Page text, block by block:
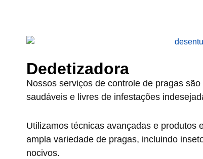
Dedetizadora
Nossos serviços de controle de pragas
saudáveis e livres de infestações
Utilizamos técnicas avançadas e produtos
ampla variedade de pragas, incluindo
nocivos.